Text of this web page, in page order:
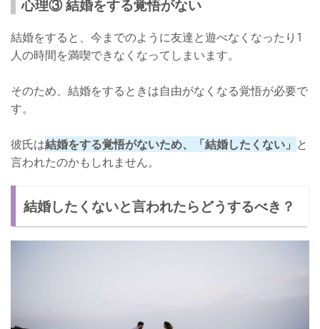
心理③ 結婚をする覚悟がない
結婚をすると、今までのように友達と遊べなくなったり1
人の時間を満喫できなくなってしまいます。
そのため、結婚をするときは自由がなくなる覚悟が必要で
す。
彼氏は結婚をする覚悟がないため、「結婚したくない」 と
言われたのかもしれません。
結婚したくないと言われたらどうするべき？